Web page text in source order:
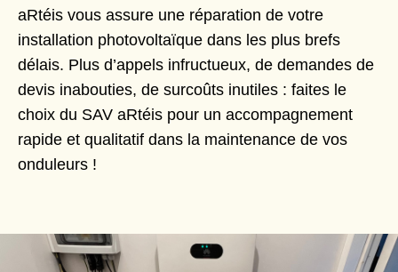
aRtéis vous assure une réparation de votre
installation photovoltaïque dans les plus brefs
délais. Plus d’appels infructueux, de demandes de
devis inabouties, de surcoûts inutiles : faites le
choix du SAV aRtéis pour un accompagnement
rapide et qualitatif dans la maintenance de vos
onduleurs !